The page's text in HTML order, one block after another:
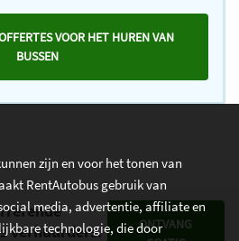
VOOR HET HUREN VAN
BUSSEN
zijn en voor het tonen van
RentAutobus gebruik van
media, advertentie, affiliate en
technologie, die door
verhuurders.
ONTVANG